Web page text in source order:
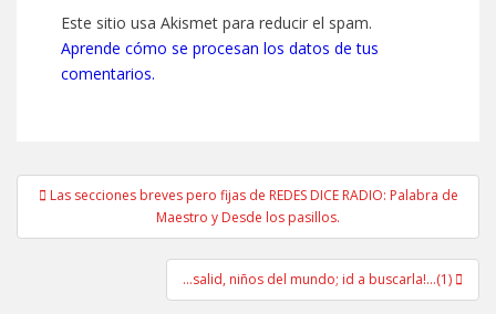
Este sitio usa Akismet para reducir el spam.
Aprende cómo se procesan los datos de tus
comentarios.
Navegación
entradas
Las secciones breves pero fijas de REDES DICE RADIO: Palabra de
Maestro y Desde los pasillos.
…salid, niños del mundo; id a buscarla!…(1)